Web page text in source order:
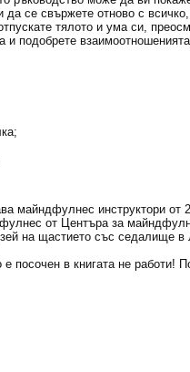
да се свържете отново с
тялото и ума си,
и подобрете
майндфулнес инструктори от
от Центъра за
на щастието със седалище в
посочен в книгата не работи!